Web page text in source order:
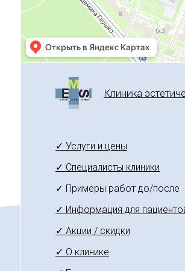
✓ Услуги и цены
✓ Специалисты клиники
✓ Примеры работ до/после
✓ Информация для
✓ Акции / скидки
✓ О клинике
Клиника